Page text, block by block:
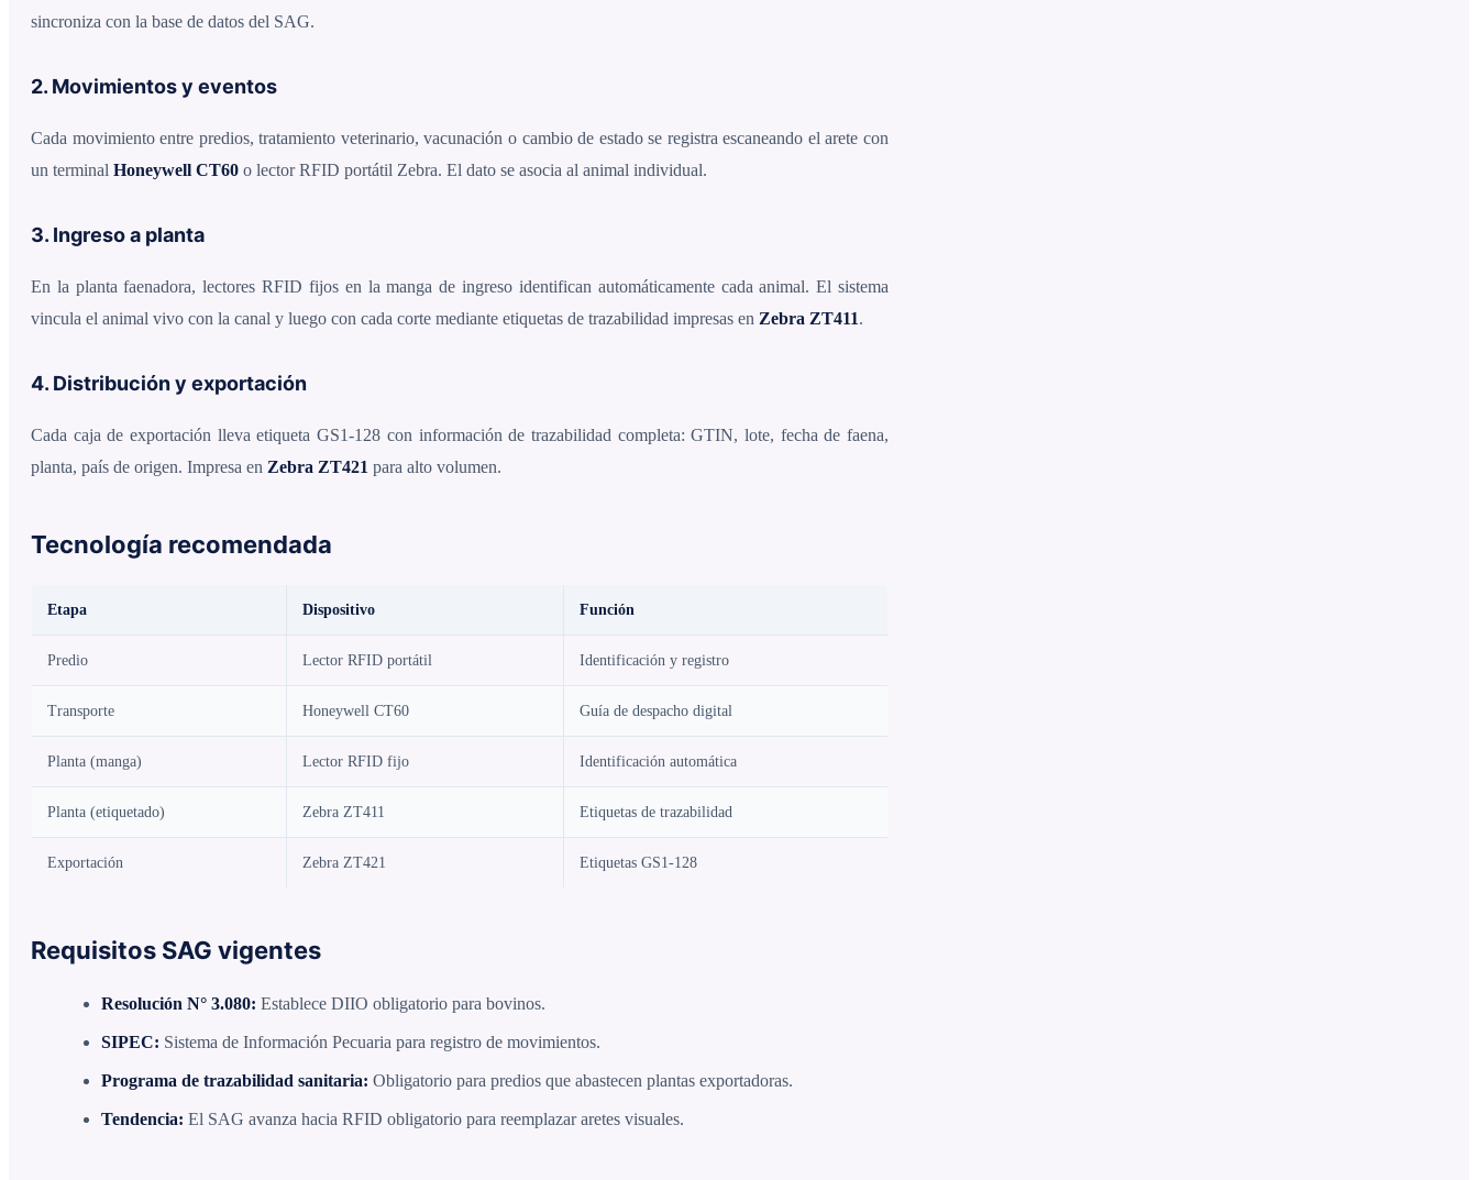
sincroniza con la base de datos del SAG.
2. Movimientos y eventos
Cada movimiento entre predios, tratamiento veterinario, vacunación o cambio de estado se registra escaneando el arete con
un terminal Honeywell CT60 o lector RFID portátil Zebra. El dato se asocia al animal individual.
3. Ingreso a planta
En la planta faenadora, lectores RFID fijos en la manga de ingreso identifican automáticamente cada animal. El sistema
vincula el animal vivo con la canal y luego con cada corte mediante etiquetas de trazabilidad impresas en Zebra ZT411.
4. Distribución y exportación
Cada caja de exportación lleva etiqueta GS1-128 con información de trazabilidad completa: GTIN, lote, fecha de faena,
planta, país de origen. Impresa en Zebra ZT421 para alto volumen.
Tecnología recomendada
Etapa Dispositivo Función
Predio Lector RFID portátil Identificación y registro
Transporte Honeywell CT60 Guía de despacho digital
Planta (manga) Lector RFID fijo Identificación automática
Planta (etiquetado) Zebra ZT411 Etiquetas de trazabilidad
Exportación Zebra ZT421 Etiquetas GS1-128
Requisitos SAG vigentes
Resolución N° 3.080: Establece DIIO obligatorio para bovinos.
SIPEC: Sistema de Información Pecuaria para registro de movimientos.
Programa de trazabilidad sanitaria: Obligatorio para predios que abastecen plantas exportadoras.
Tendencia: El SAG avanza hacia RFID obligatorio para reemplazar aretes visuales.